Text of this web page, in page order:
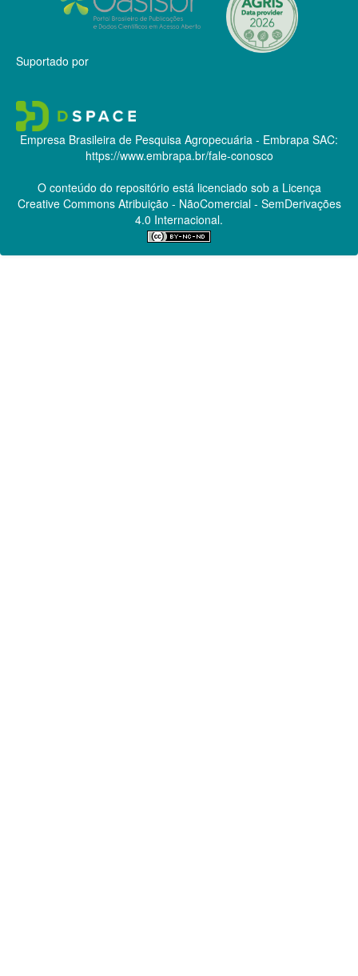
Suportado por
Empresa Brasileira de Pesquisa Agropecuária - Embrapa SAC:
https://www.embrapa.br/fale-conosco
O conteúdo do repositório está licenciado sob a Licença
Creative CommonsAtribuição - NãoComercial - SemDerivações
4.0 Internacional.